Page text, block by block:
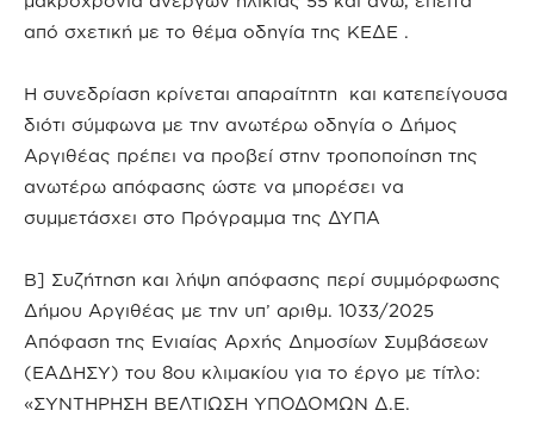
από σχετική με το θέμα οδηγία της ΚΕΔΕ .
Η συνεδρίαση κρίνεται απαραίτητη και κατεπείγουσα
διότι σύμφωνα με την ανωτέρω οδηγία ο Δήμος
Αργιθέας πρέπει να προβεί στην τροποποίηση της
ανωτέρω απόφασης ώστε να μπορέσει να
συμμετάσχει στο Πρόγραμμα της ΔΥΠΑ
Β] Συζήτηση και λήψη απόφασης περί συμμόρφωσης
Δήμου Αργιθέας με την υπ’ αριθμ. 1033/2025
Απόφαση της Ενιαίας Αρχής Δημοσίων Συμβάσεων
(ΕΑΔΗΣΥ) του 8ου κλιμακίου για το έργο με τίτλο:
«ΣΥΝΤΗΡΗΣΗ ΒΕΛΤΙΩΣΗ ΥΠΟΔΟΜΩΝ Δ.Ε.